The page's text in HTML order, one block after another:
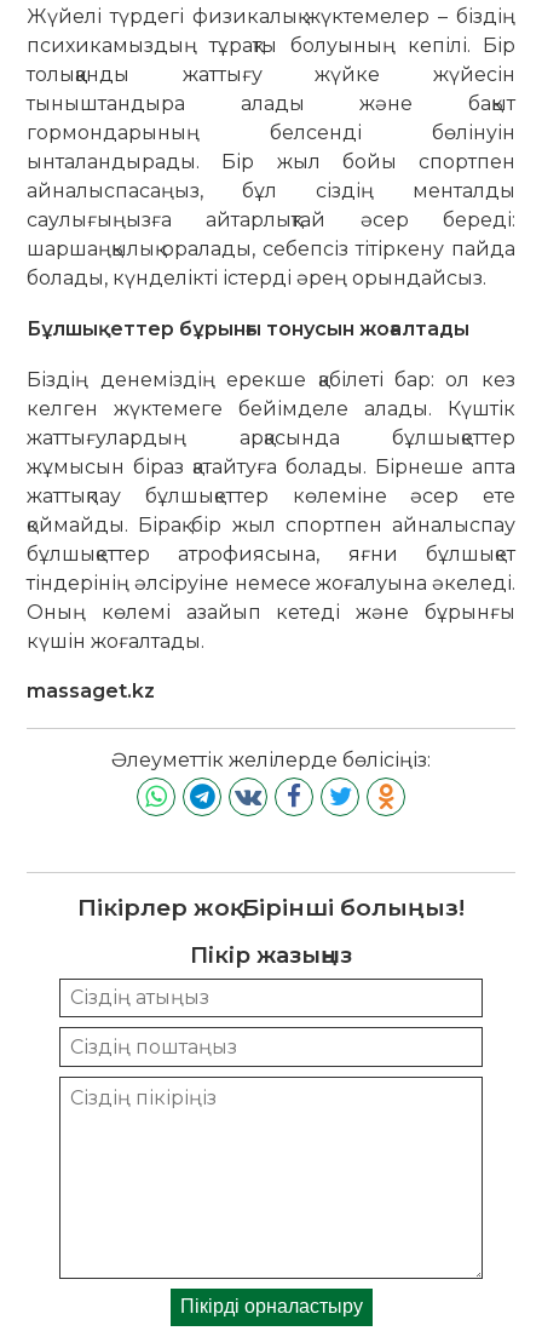
Жүйелі түрдегі физикалық жүктемелер – біздің
психикамыздың тұрақты болуының кепілі. Бір
толыққанды жаттығу жүйке жүйесін
тыныштандыра алады және бақыт
гормондарының белсенді бөлінуін
ынталандырады. Бір жыл бойы спортпен
айналыспасаңыз, бұл сіздің менталды
саулығыңызға айтарлықтай әсер береді:
шаршаңқылық оралады, себепсіз тітіркену пайда
болады, күнделікті істерді әрең орындайсыз.
Бұлшықеттер бұрынғы тонусын жоғалтады
Біздің денеміздің ерекше қабілеті бар: ол кез
келген жүктемеге бейімделе алады. Күштік
жаттығулардың арқасында бұлшықеттер
жұмысын біраз қатайтуға болады. Бірнеше апта
жаттықпау бұлшықеттер көлеміне әсер ете
қоймайды. Бірақ бір жыл спортпен айналыспау
бұлшықеттер атрофиясына, яғни бұлшықет
тіндерінің әлсіруіне немесе жоғалуына әкеледі.
Оның көлемі азайып кетеді және бұрынғы
күшін жоғалтады.
massaget.kz
Әлеуметтік желілерде бөлісіңіз:
Пікірлер жоқ. Бірінші болыңыз!
Пікір жазыңыз